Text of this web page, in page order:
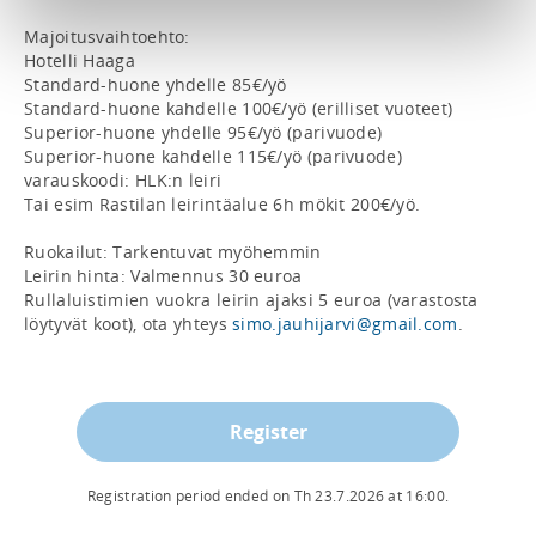
Majoitusvaihtoehto:
Hotelli Haaga
Standard-huone yhdelle 85€/yö
Standard-huone kahdelle 100€/yö (erilliset vuoteet)
Superior-huone yhdelle 95€/yö (parivuode)
Superior-huone kahdelle 115€/yö (parivuode)
varauskoodi: HLK:n leiri
Tai esim Rastilan leirintäalue 6h mökit 200€/yö.
Ruokailut: Tarkentuvat myöhemmin
Leirin hinta: Valmennus 30 euroa
Rullaluistimien vuokra leirin ajaksi 5 euroa (varastosta
löytyvät koot), ota yhteys simo.jauhijarvi@gmail.com.
Register
Registration period ended on Th 23.7.2026at 16:00.